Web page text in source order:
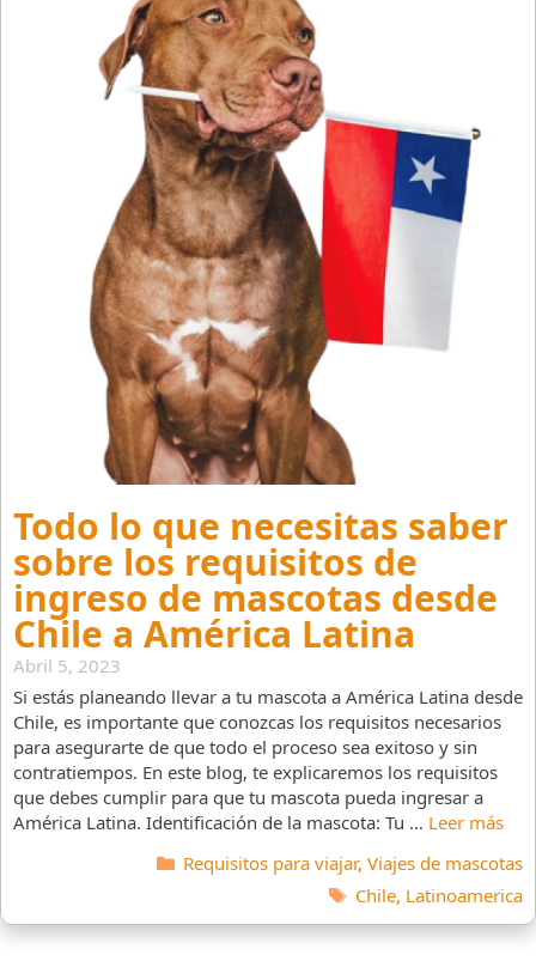
Todo lo que necesitas saber
sobre los requisitos de
ingreso de mascotas desde
Chile a América Latina
Abril 5, 2023
Si estás planeando llevar a tu mascota a América Latina desde
Chile, es importante que conozcas los requisitos necesarios
para asegurarte de que todo el proceso sea exitoso y sin
contratiempos. En este blog, te explicaremos los requisitos
que debes cumplir para que tu mascota pueda ingresar a
América Latina. Identificación de la mascota: Tu … Leer más
Categorías
Requisitos para viajar, Viajes de mascotas
Etiquetas
Chile, Latinoamerica